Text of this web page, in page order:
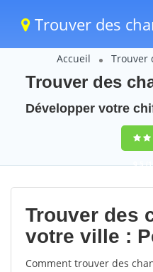
Trouver des
Accueil Trouver
Trouver des
Développer votre
9,5
Trouver des
votre ville :
Comment trouver des